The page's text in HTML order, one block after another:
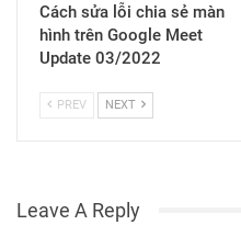
Cách sửa lỗi chia sẻ màn
hình trên Google Meet
Update 03/2022
PREV NEXT
Leave A Reply